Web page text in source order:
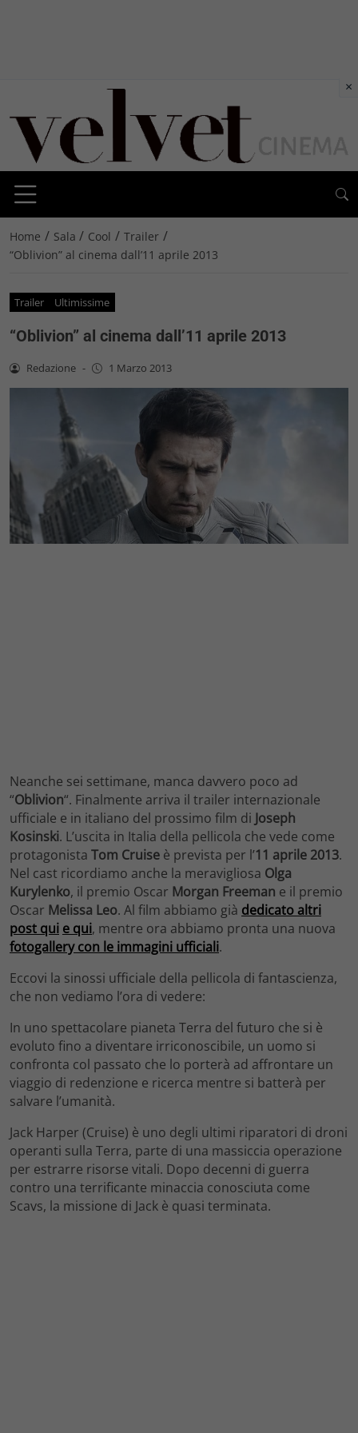
Home / Sala / Cool / Trailer /
“Oblivion” al cinema dall’11 aprile 2013
Trailer Ultimissime
“Oblivion” al cinema dall’11 aprile 2013
Redazione - 1 Marzo 2013
Neanche sei settimane, manca davvero poco ad
“Oblivion“. Finalmente arriva il trailer internazionale
ufficiale e in italiano del prossimo film di Joseph
Kosinski. L’uscita in Italia della pellicola che vede come
protagonista Tom Cruise è prevista per l’11 aprile 2013.
Nel cast ricordiamo anche la meravigliosa Olga
Kurylenko, il premio Oscar Morgan Freeman e il premio
Oscar Melissa Leo. Al film abbiamo già dedicato altri
post qui e qui, mentre ora abbiamo pronta una nuova
fotogallery con le immagini ufficiali.
Eccovi la sinossi ufficiale della pellicola di fantascienza,
che non vediamo l’ora di vedere:
In uno spettacolare pianeta Terra del futuro che si è
evoluto fino a diventare irriconoscibile, un uomo si
confronta col passato che lo porterà ad affrontare un
viaggio di redenzione e ricerca mentre si batterà per
salvare l’umanità.
Jack Harper (Cruise) è uno degli ultimi riparatori di droni
operanti sulla Terra, parte di una massiccia operazione
per estrarre risorse vitali. Dopo decenni di guerra
contro una terrificante minaccia conosciuta come
Scavs, la missione di Jack è quasi terminata.
×